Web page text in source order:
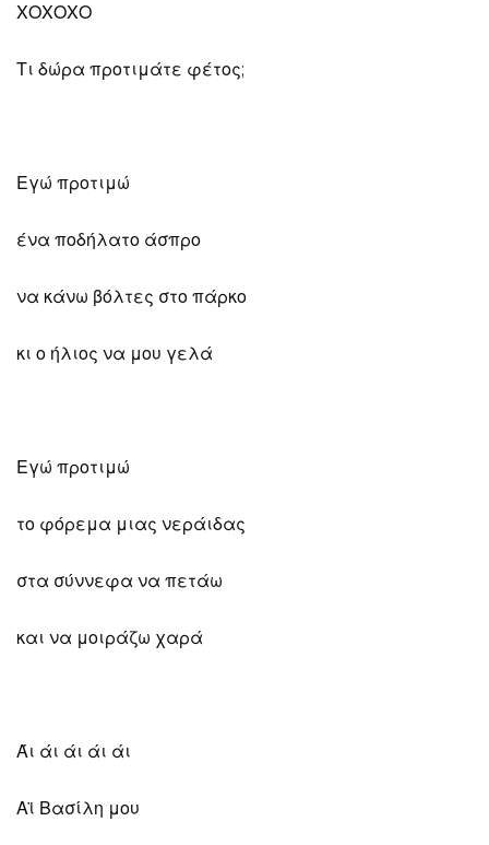
ΧΟΧΟΧΟ
Τι δώρα προτιμάτε φέτος;
Εγώ προτιμώ
ένα ποδήλατο άσπρο
να κάνω βόλτες στο πάρκο
κι ο ήλιος να μου γελά
Εγώ προτιμώ
το φόρεμα μιας νεράιδας
στα σύννεφα να πετάω
και να μοιράζω χαρά
Άι άι άι άι άι
Αϊ Βασίλη μου